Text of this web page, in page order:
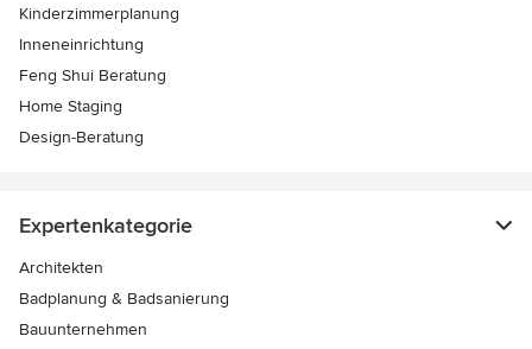
Kinderzimmerplanung
Inneneinrichtung
Feng Shui Beratung
Home Staging
Design-Beratung
Expertenkategorie
Architekten
Badplanung & Badsanierung
Bauunternehmen